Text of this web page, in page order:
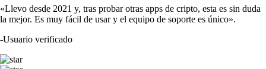
«Llevo desde 2021 y, tras probar otras apps de cripto, esta es sin duda
la mejor. Es muy fácil de usar y el equipo de soporte es único».
-Usuario verificado